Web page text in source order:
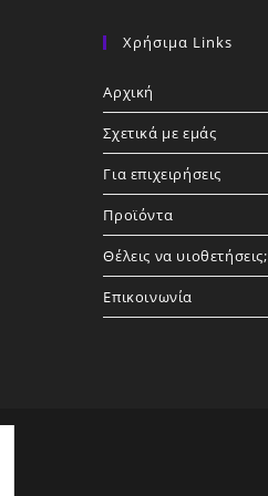
Χρήσιμα Links
Αρχική
Σχετικά με εμάς
Για επιχειρήσεις
Προϊόντα
Θέλεις να υιοθετήσεις;
Επικοινωνία